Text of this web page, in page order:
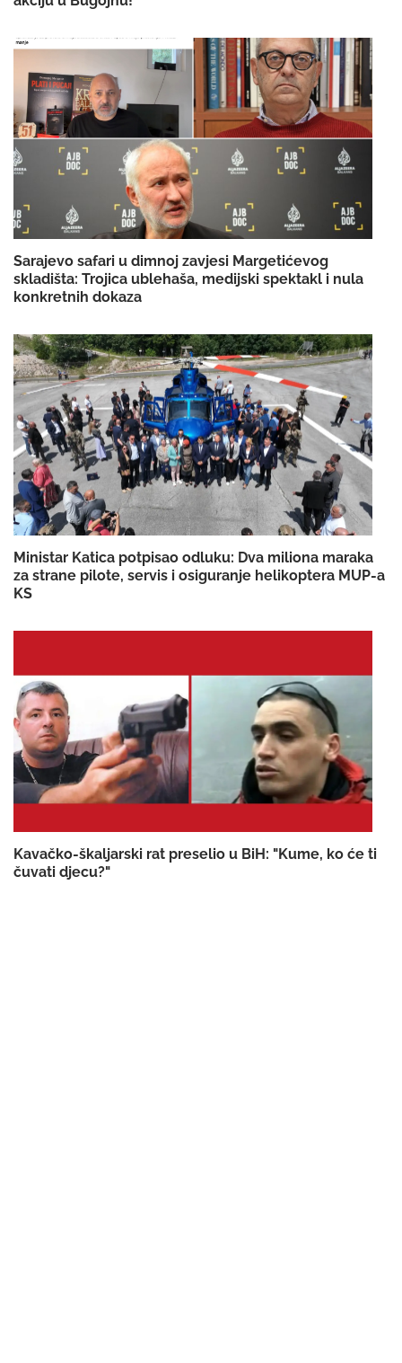
Sarajevo safari u dimnoj zavjesi Margetićevog
skladišta: Trojica ublehaša, medijski spektakl i nula
konkretnih dokaza
Ministar Katica potpisao odluku: Dva miliona maraka
za strane pilote, servis i osiguranje helikoptera MUP-a
KS
Kavačko-škaljarski rat preselio u BiH: "Kume, ko će ti
čuvati djecu?"